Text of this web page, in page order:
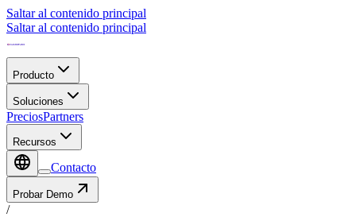
Saltar al contenido principal
Saltar al contenido principal
Producto
Soluciones
PreciosPartners
Recursos
Contacto
Probar Demo
/